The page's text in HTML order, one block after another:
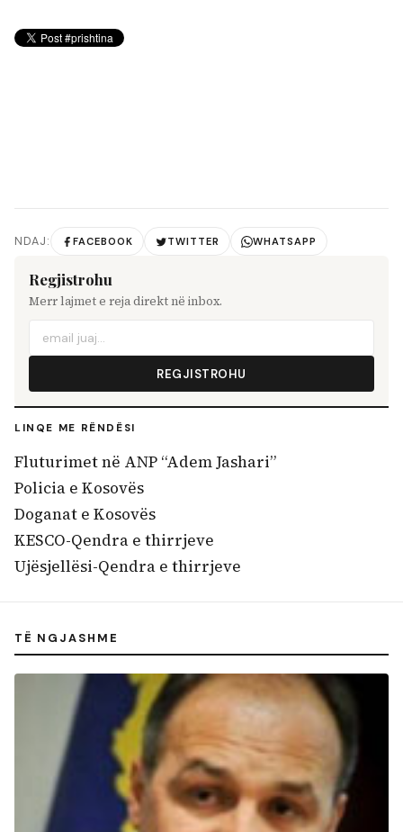
NDAJ: FACEBOOK TWITTER WHATSAPP
Regjistrohu
Merr lajmet e reja direkt në inbox.
REGJISTROHU
LINQE ME RËNDËSI
Fluturimet në ANP “Adem Jashari”
Policia e Kosovës
Doganat e Kosovës
KESCO-Qendra e thirrjeve
Ujësjellësi-Qendra e thirrjeve
TË NGJASHME